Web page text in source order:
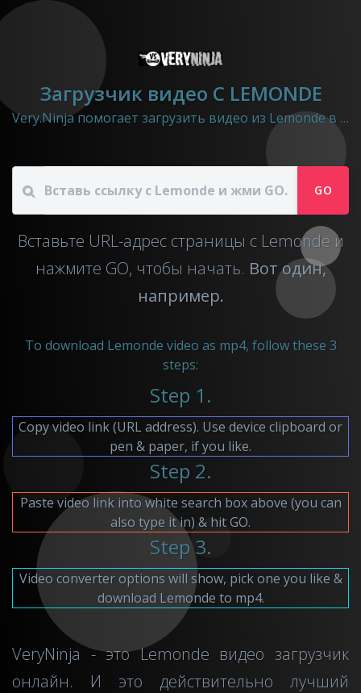
Загрузчик видео C LEMONDE
Very.Ninja помогает загрузить видео из Lemonde в mp4 файл.
GO
Вставьте URL-адрес страницы с Lemonde и
нажмите GO, чтобы начать. Вот один,
например.
To download Lemonde video as mp4, follow these 3
steps:
Step 1.
Copy video link (URL address). Use device clipboard or
pen & paper, if you like.
Step 2.
Paste video link into white search box above (you can
also type it in) & hit GO.
Step 3.
Video converter options will show, pick one you like &
download Lemonde to mp4.
VeryNinja - это Lemonde видео загрузчик
онлайн. И это действительно лучший